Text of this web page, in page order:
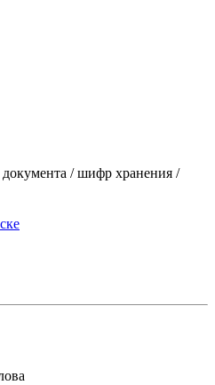
/ шифр хранения /